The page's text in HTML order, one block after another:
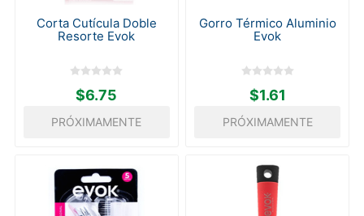
Corta Cutícula Doble
Resorte Evok
$6.75
PRÓXIMAMENTE
Gorro Térmico Aluminio
Evok
$1.61
PRÓXIMAMENTE